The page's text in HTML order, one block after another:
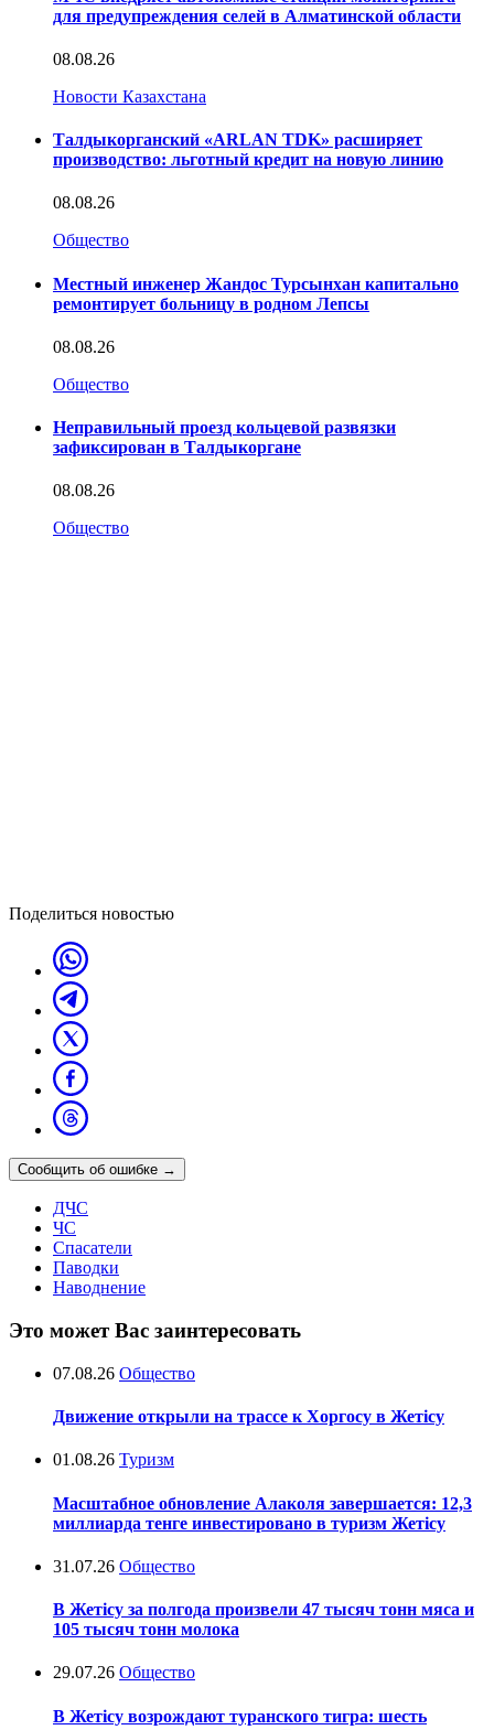
для предупреждения селей в Алматинской области
08.08.26
Новости Казахстана
Талдыкорганский «ARLAN TDK» расширяет
производство: льготный кредит на новую линию
08.08.26
Общество
Местный инженер Жандос Турсынхан капитально
ремонтирует больницу в родном Лепсы
08.08.26
Общество
Неправильный проезд кольцевой развязки
зафиксирован в Талдыкоргане
08.08.26
Общество
Поделиться новостью
Сообщить об ошибке →
ДЧС
ЧС
Спасатели
Паводки
Наводнение
Это может Вас заинтересовать
07.08.26 Общество
Движение открыли на трассе к Хоргосу в Жетісу
01.08.26 Туризм
Масштабное обновление Алаколя завершается: 12,3
миллиарда тенге инвестировано в туризм Жетісу
31.07.26 Общество
В Жетісу за полгода произвели 47 тысяч тонн мяса и
105 тысяч тонн молока
29.07.26 Общество
В Жетісу возрождают туранского тигра: шесть